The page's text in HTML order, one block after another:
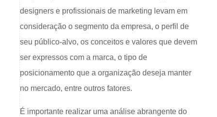
designers e profissionais de marketing levam em
consideração o segmento da empresa, o perfil de
seu público-alvo, os conceitos e valores que devem
ser expressos com a marca, o tipo de
posicionamento que a organização deseja manter
no mercado, entre outros fatores.
É importante realizar uma análise abrangente do